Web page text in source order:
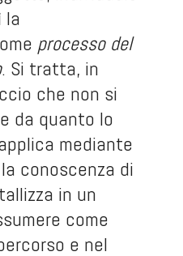
la
processo del
. Si tratta, in
che non si
da quanto lo
mediante
conoscenza di
in un
come
e nel